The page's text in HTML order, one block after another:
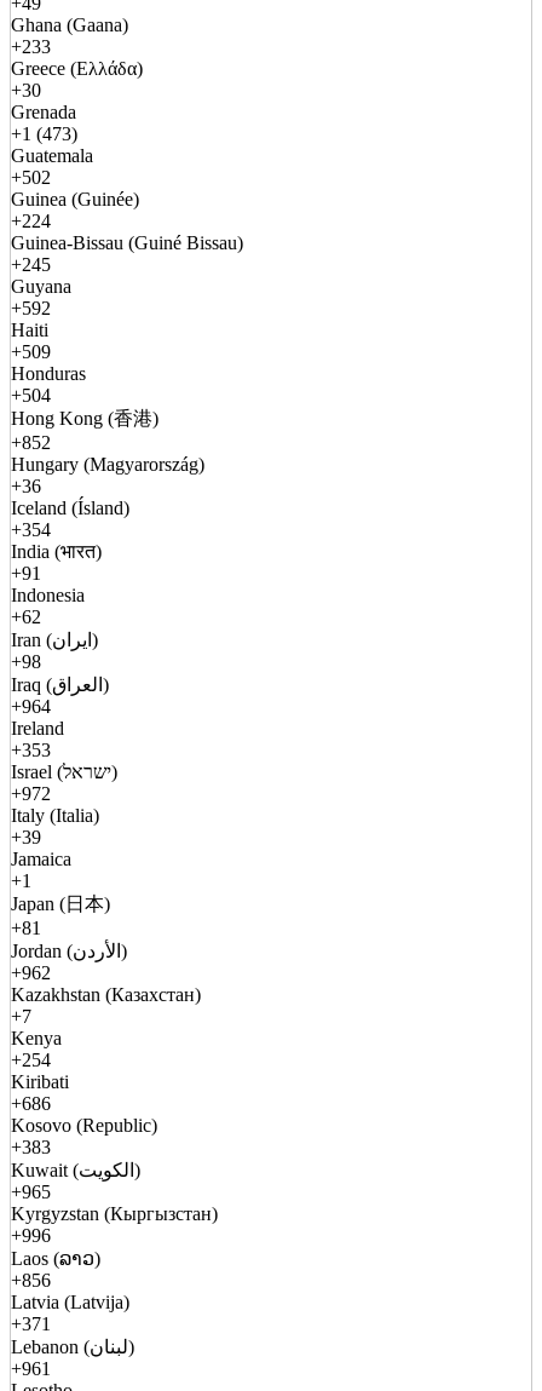
Ghana (Gaana)
+233
Greece (Ελλάδα)
+30
Grenada
+1 (473)
Guatemala
+502
Guinea (Guinée)
+224
Guinea-Bissau (Guiné Bissau)
+245
Guyana
+592
Haiti
+509
Honduras
+504
Hong Kong (香港)
+852
Hungary (Magyarország)
+36
Iceland (Ísland)
+354
India (भारत)
+91
Indonesia
+62
Iran (ایران)
+98
Iraq (العراق)
+964
Ireland
+353
Israel (ישראל)
+972
Italy (Italia)
+39
Jamaica
+1
Japan (日本)
+81
Jordan (الأردن)
+962
Kazakhstan (Казахстан)
+7
Kenya
+254
Kiribati
+686
Kosovo (Republic)
+383
Kuwait (الكويت)
+965
Kyrgyzstan (Кыргызстан)
+996
Laos (ລາວ)
+856
Latvia (Latvija)
+371
Lebanon (لبنان)
+961